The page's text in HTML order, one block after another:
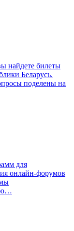
найдете билеты
Беларусь.
поделены на
для
онлайн-форумов